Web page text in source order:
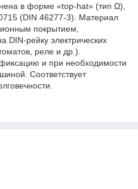
в форме «top-hat» (тип Ω),
(DIN 46277-3). Материал
покрытием,
DIN-рейку электрических
реле и др.).
и при необходимости
Соответствует